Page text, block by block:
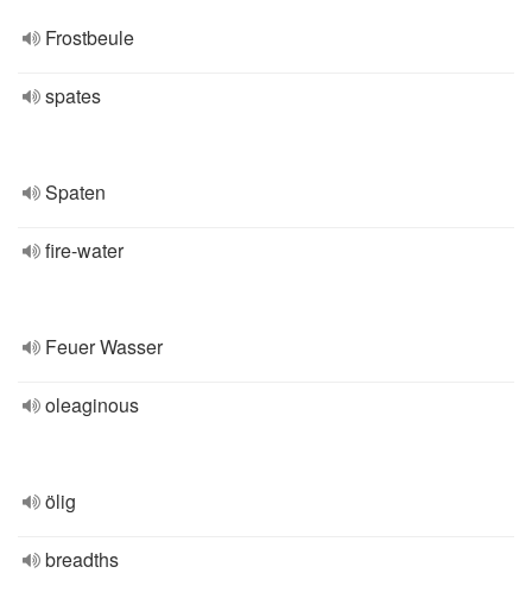
Frostbeule
spates
Spaten
fire-water
Feuer Wasser
oleaginous
ölig
breadths